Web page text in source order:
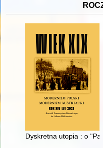
Dyskretna utopia : o